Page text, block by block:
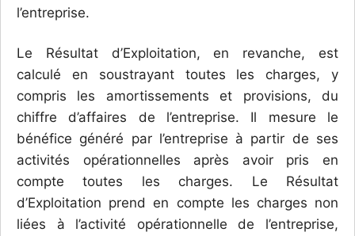
l’entreprise.
Le Résultat d’Exploitation, en revanche, est
calculé en soustrayant toutes les charges, y
compris les amortissements et provisions, du
chiffre d’affaires de l’entreprise. Il mesure le
bénéfice généré par l’entreprise à partir de ses
activités opérationnelles après avoir pris en
compte toutes les charges. Le Résultat
d’Exploitation prend en compte les charges non
liées à l’activité opérationnelle de l’entreprise,